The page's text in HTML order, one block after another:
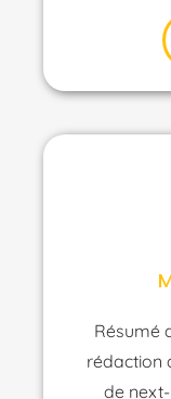
Résumé
rédaction
de next